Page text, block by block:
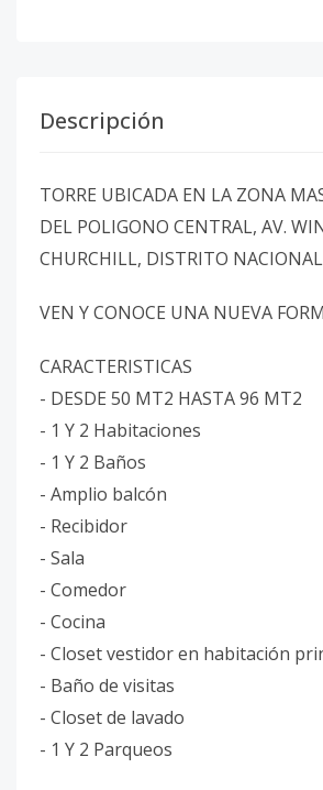
Descripción
TORRE UBICADA EN LA ZONA
DEL POLIGONO CENTRAL, AV.
CHURCHILL, DISTRITO NACIONAL
VEN Y CONOCE UNA NUEVA
CARACTERISTICAS
- DESDE 50 MT2 HASTA 96 MT2
- 1 Y 2 Habitaciones
- 1 Y 2 Baños
- Amplio balcón
- Recibidor
- Sala
- Comedor
- Cocina
- Closet vestidor en habitación
- Baño de visitas
- Closet de lavado
- 1 Y 2 Parqueos